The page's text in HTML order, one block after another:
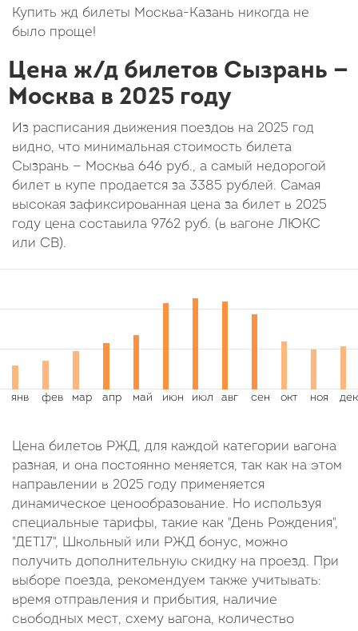
Купить жд билеты Москва-Казань никогда не
было проще!
Цена ж/д билетов Сызрань —
Москва в 2025 году
Из расписания движения поездов на 2025 год
видно, что минимальная стоимость билета
Сызрань — Москва 646 руб., а самый недорогой
билет в купе продается за 3385 рублей. Самая
высокая зафиксированная цена за билет в 2025
году цена составила 9762 руб. (в вагоне ЛЮКС
или СВ).
Цена билетов РЖД, для каждой категории вагона
разная, и она постоянно меняется, так как на этом
направлении в 2025 году применяется
динамическое ценообразование. Но используя
специальные тарифы, такие как "День Рождения",
"ДЕТ17", Школьный или РЖД бонус, можно
получить дополнительную скидку на проезд. При
выборе поезда, рекомендуем также учитывать:
время отправления и прибытия, наличие
свободных мест, схему вагона, количество